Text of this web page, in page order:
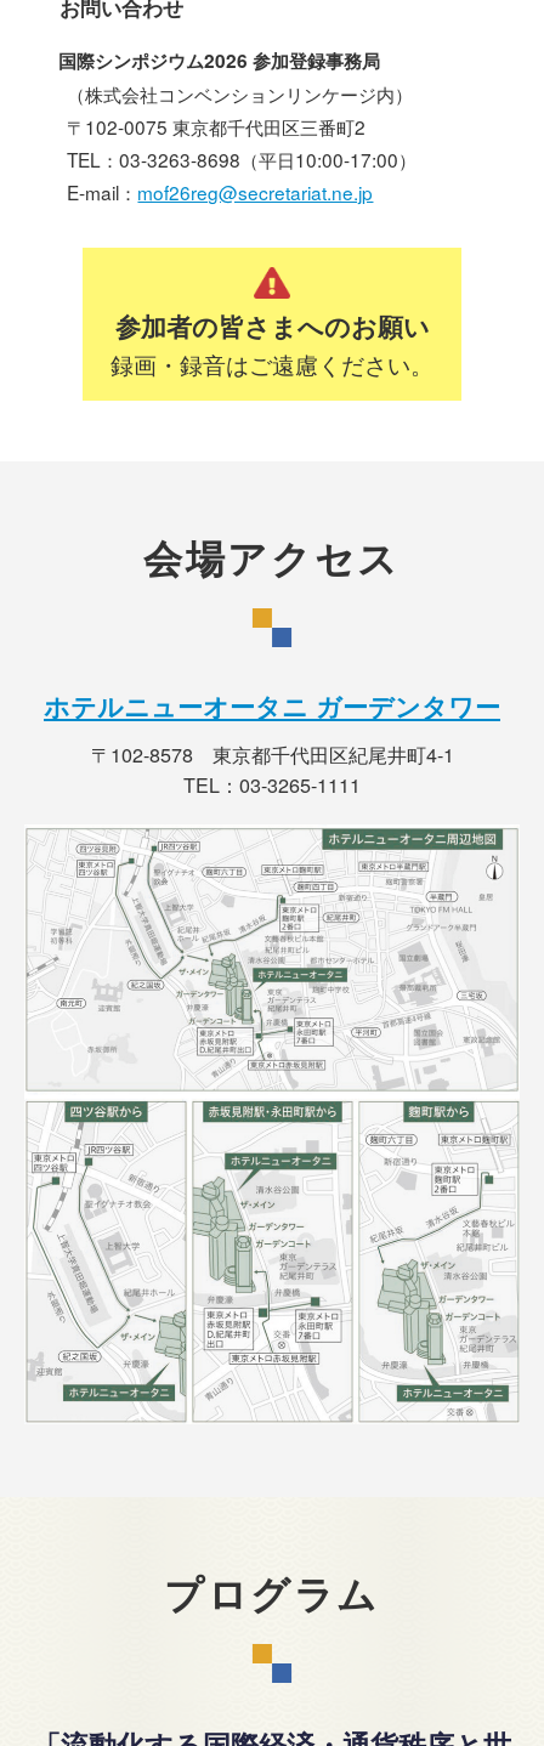
お問い合わせ
国際シンポジウム2026 参加登録事務局
（株式会社コンベンションリンケージ内）
〒102-0075 東京都千代田区三番町2
TEL：03-3263-8698（平日10:00-17:00）
E-mail： mof26reg@secretariat.ne.jp
参加者の皆さまへのお願い
録画・録音はご遠慮ください。
会場アクセス
ホテルニューオータニ ガーデンタワー
〒102-8578 東京都千代田区紀尾井町4-1
TEL：03-3265-1111
プログラム